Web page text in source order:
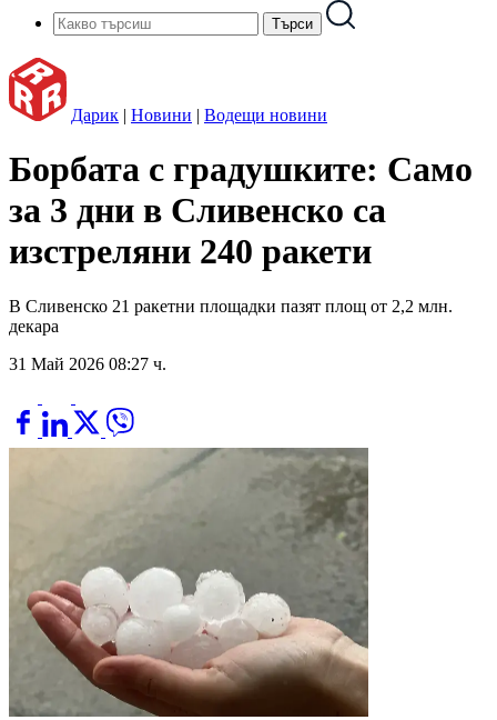
Дарик | Новини | Водещи новини
Борбата с градушките: Само
за 3 дни в Сливенско са
изстреляни 240 ракети
В Сливенско 21 ракетни площадки пазят площ от 2,2 млн.
декара
31 Май 2026 08:27 ч.